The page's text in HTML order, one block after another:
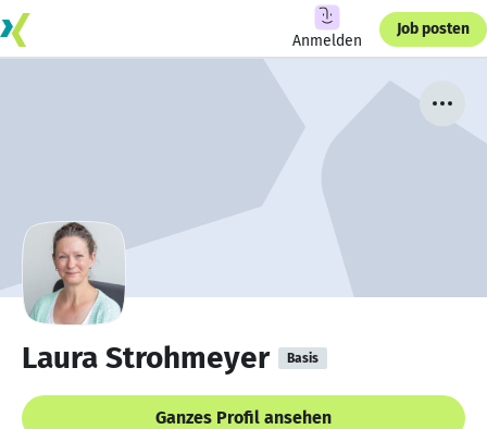
Anmelden
Job posten
Laura Strohmeyer Basis
Ganzes Profil ansehen